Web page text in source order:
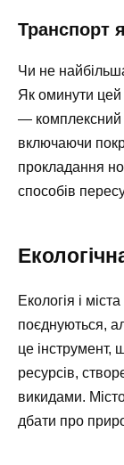
Транспорт
Чи не
Як оминути
— комплексний
включаючи
прокладання
способів
Екологія і
поєднуються,
це інструмент,
ресурсів,
викидами.
дбати про